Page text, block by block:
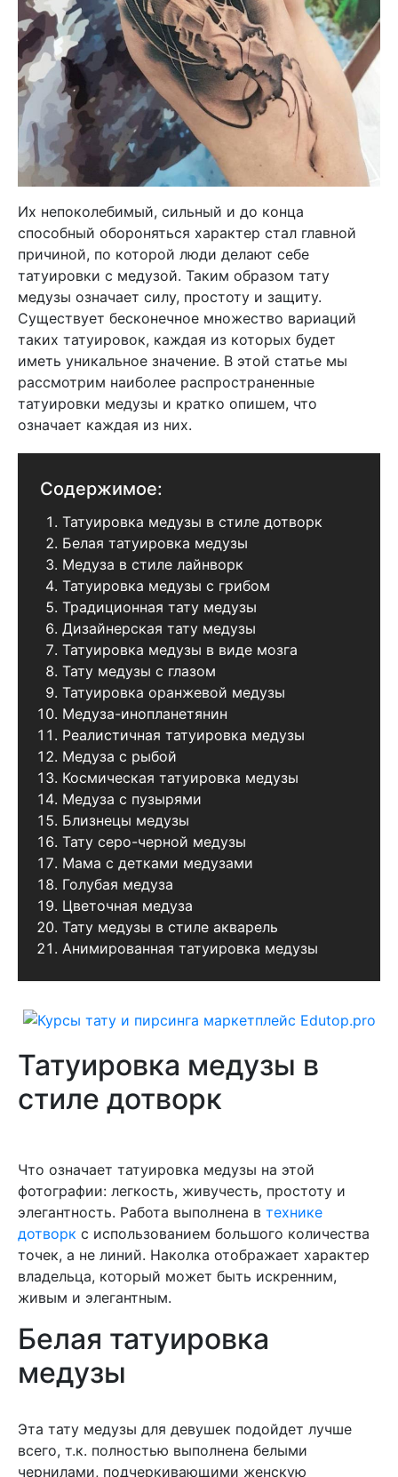
Их непоколебимый, сильный и до конца
способный обороняться характер стал главной
причиной, по которой люди делают себе
татуировки с медузой. Таким образом тату
медузы означает силу, простоту и защиту.
Существует бесконечное множество вариаций
таких татуировок, каждая из которых будет
иметь уникальное значение. В этой статье мы
рассмотрим наиболее распространенные
татуировки медузы и кратко опишем, что
означает каждая из них.
Содержимое:
Татуировка медузы в стиле дотворк
Белая татуировка медузы
Медуза в стиле лайнворк
Татуировка медузы с грибом
Традиционная тату медузы
Дизайнерская тату медузы
Татуировка медузы в виде мозга
Тату медузы с глазом
Татуировка оранжевой медузы
Медуза-инопланетянин
Реалистичная татуировка медузы
Медуза с рыбой
Космическая татуировка медузы
Медуза с пузырями
Близнецы медузы
Тату серо-черной медузы
Мама с детками медузами
Голубая медуза
Цветочная медуза
Тату медузы в стиле акварель
Анимированная татуировка медузы
Татуировка медузы в
стиле дотворк
Что означает татуировка медузы на этой
фотографии: легкость, живучесть, простоту и
элегантность. Работа выполнена в технике
дотворк с использованием большого количества
точек, а не линий. Наколка отображает характер
владельца, который может быть искренним,
живым и элегантным.
Белая татуировка
медузы
Эта тату медузы для девушек подойдет лучше
всего, т.к. полностью выполнена белыми
чернилами, подчеркивающими женскую